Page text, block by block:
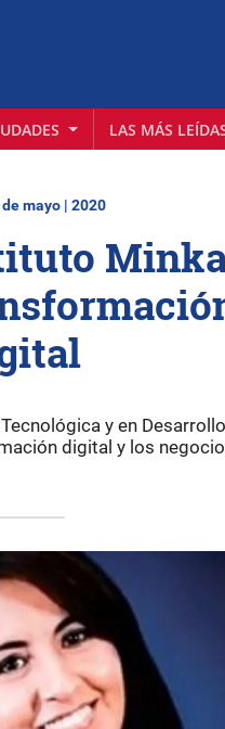
LAS MÁS
de mayo | 2020
y en
digital y los